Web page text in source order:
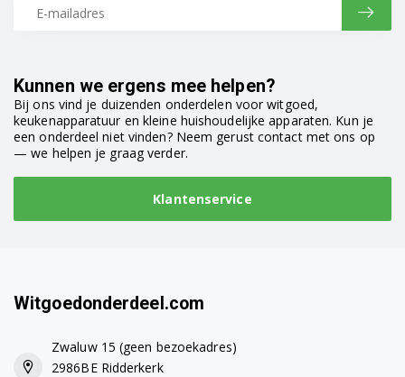
Kunnen we ergens mee helpen?
Bij ons vind je duizenden onderdelen voor witgoed,
keukenapparatuur en kleine huishoudelijke apparaten. Kun je
een onderdeel niet vinden? Neem gerust contact met ons op
— we helpen je graag verder.
Klantenservice
Witgoedonderdeel.com
Zwaluw 15 (geen bezoekadres)
2986BE Ridderkerk